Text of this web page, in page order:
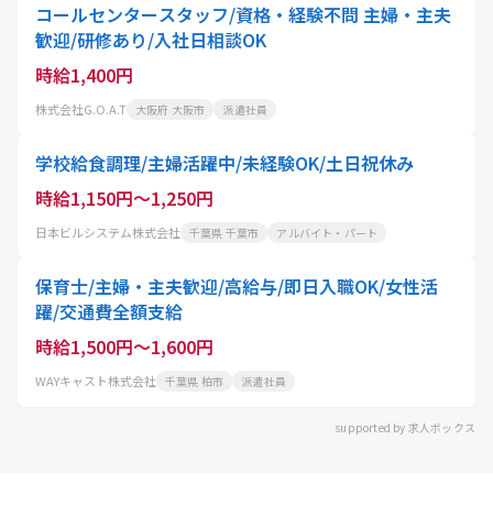
コールセンタースタッフ/資格・経験不問 主婦・主夫
歓迎/研修あり/入社日相談OK
時給1,400円
株式会社G.O.A.T 大阪府 大阪市 派遣社員
学校給食調理/主婦活躍中/未経験OK/土日祝休み
時給1,150円～1,250円
日本ビルシステム株式会社 千葉県 千葉市 アルバイト・パート
保育士/主婦・主夫歓迎/高給与/即日入職OK/女性活
躍/交通費全額支給
時給1,500円～1,600円
WAYキャスト株式会社 千葉県 柏市 派遣社員
supported by 求人ボックス